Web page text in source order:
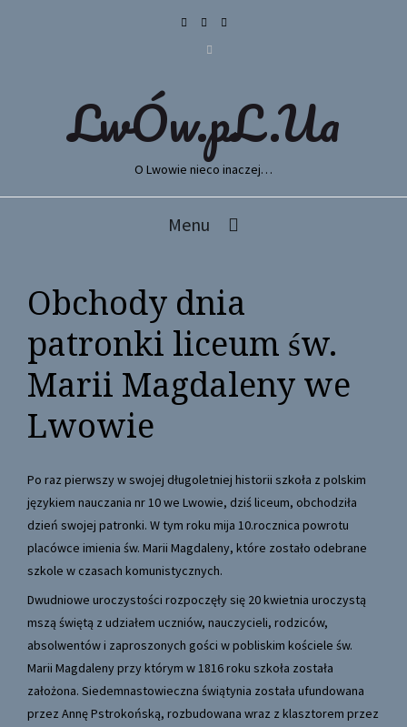
LwÓw.pL.Ua
O Lwowie nieco inaczej…
Menu
Obchody dnia
patronki liceum św.
Marii Magdaleny we
Lwowie
Po raz pierwszy w swojej długoletniej historii szkoła z polskim
językiem nauczania nr 10 we Lwowie, dziś liceum, obchodziła
dzień swojej patronki. W tym roku mija 10.rocznica powrotu
placówce imienia św. Marii Magdaleny, które zostało odebrane
szkole w czasach komunistycznych.
Dwudniowe uroczystości rozpoczęły się 20 kwietnia uroczystą
mszą świętą z udziałem uczniów, nauczycieli, rodziców,
absolwentów i zaproszonych gości w pobliskim kościele św.
Marii Magdaleny przy którym w 1816 roku szkoła została
założona. Siedemnastowieczna świątynia została ufundowana
przez Annę Pstrokońską, rozbudowana wraz z klasztorem przez